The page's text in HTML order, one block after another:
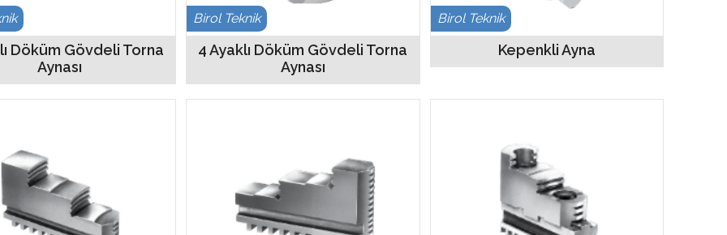
Döküm Gövdeli Torna
Aynası
Birol Teknik
4 Ayaklı Döküm Gövdeli Torna
Aynası
Birol Teknik
Kepenkli Ayna